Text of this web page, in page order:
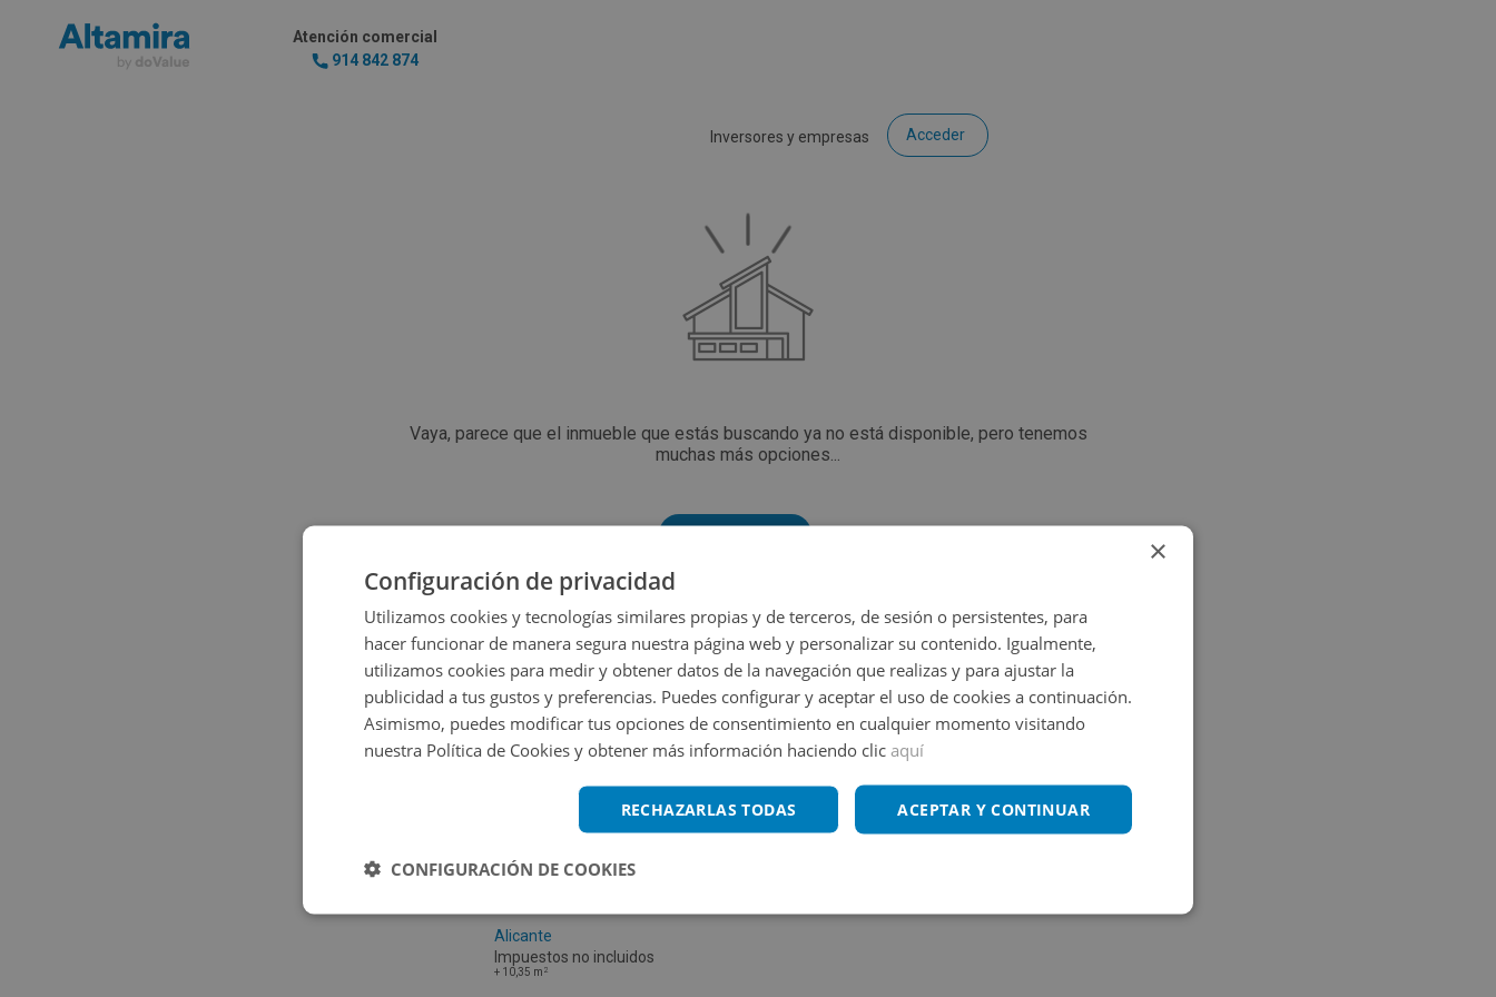
Atención comercial
914 842 874
Inversores y empresas Acceder
Vaya, parece que el inmueble que estás buscando ya no está disponible, pero tenemos
muchas más opciones...
Alicante
Impuestos no incluidos
+ 10,35 m 2
×
Configuración de privacidad
Utilizamos cookies y tecnologías similares propias y de terceros, de sesión o persistentes, para
hacer funcionar de manera segura nuestra página web y personalizar su contenido. Igualmente,
utilizamos cookies para medir y obtener datos de la navegación que realizas y para ajustar la
publicidad a tus gustos y preferencias. Puedes configurar y aceptar el uso de cookies a continuación.
Asimismo, puedes modificar tus opciones de consentimiento en cualquier momento visitando
nuestra Política de Cookies y obtener más información haciendo clic aquí
ACEPTAR Y CONTINUAR
RECHAZARLAS TODAS
CONFIGURACIÓN DE COOKIES